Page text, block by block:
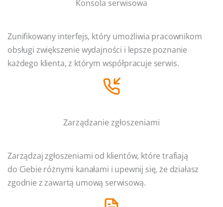
Konsola serwisowa
Zunifikowany interfejs, który umożliwia pracownikom
obsługi zwiększenie wydajności i lepsze poznanie
każdego klienta, z którym współpracuje serwis.
Zarządzanie zgłoszeniami
Zarządzaj zgłoszeniami od klientów, które trafiają
do Ciebie różnymi kanałami i upewnij się, że działasz
zgodnie z zawartą umową serwisową.